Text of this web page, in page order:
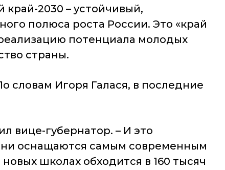
край-2030 – устойчивый,
полюса роста России. Это «край
потенциала молодых
страны.
словам Игоря Галася, в последние
вице-губернатор. – И это
оснащаются самым современным
школах обходится в 160 тысяч